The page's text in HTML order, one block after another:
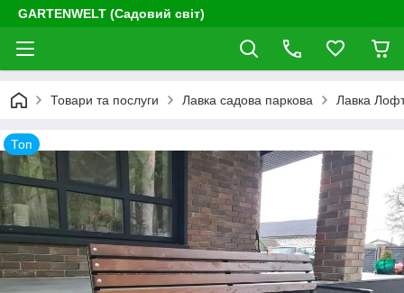
GARTENWELT (Садовий світ)
Товари та послуги Лавка садова паркова Лавка
Топ